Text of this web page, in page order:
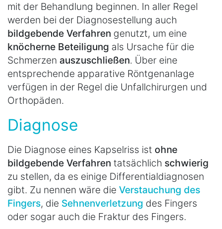
mit der Behandlung beginnen. In aller Regel
werden bei der Diagnosestellung auch
bildgebende Verfahren genutzt, um eine
knöcherne Beteiligung als Ursache für die
Schmerzen auszuschließen. Über eine
entsprechende apparative Röntgenanlage
verfügen in der Regel die Unfallchirurgen und
Orthopäden.
Diagnose
Die Diagnose eines Kapselriss ist ohne
bildgebende Verfahren tatsächlich schwierig
zu stellen, da es einige Differentialdiagnosen
gibt. Zu nennen wäre die Verstauchung des
Fingers, die Sehnenverletzung des Fingers
oder sogar auch die Fraktur des Fingers.